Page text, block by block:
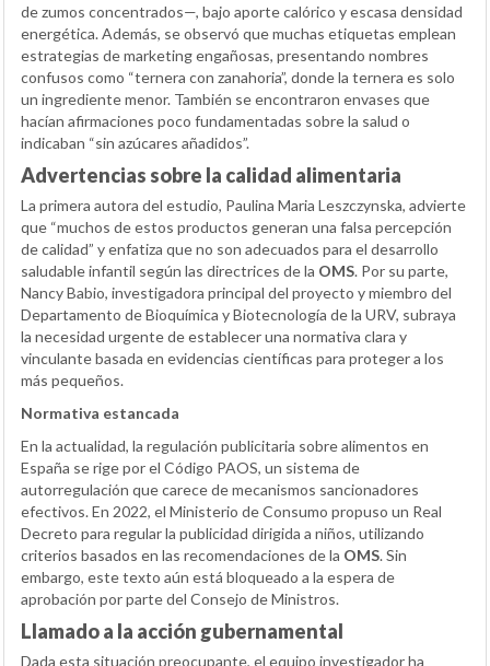
de zumos concentrados—, bajo aporte calórico y escasa densidad
energética. Además, se observó que muchas etiquetas emplean
estrategias de marketing engañosas, presentando nombres
confusos como “ternera con zanahoria”, donde la ternera es solo
un ingrediente menor. También se encontraron envases que
hacían afirmaciones poco fundamentadas sobre la salud o
indicaban “sin azúcares añadidos”.
Advertencias sobre la calidad alimentaria
La primera autora del estudio, Paulina Maria Leszczynska, advierte
que “muchos de estos productos generan una falsa percepción
de calidad” y enfatiza que no son adecuados para el desarrollo
saludable infantil según las directrices de la OMS. Por su parte,
Nancy Babio, investigadora principal del proyecto y miembro del
Departamento de Bioquímica y Biotecnología de la URV, subraya
la necesidad urgente de establecer una normativa clara y
vinculante basada en evidencias científicas para proteger a los
más pequeños.
Normativa estancada
En la actualidad, la regulación publicitaria sobre alimentos en
España se rige por el Código PAOS, un sistema de
autorregulación que carece de mecanismos sancionadores
efectivos. En 2022, el Ministerio de Consumo propuso un Real
Decreto para regular la publicidad dirigida a niños, utilizando
criterios basados en las recomendaciones de la OMS. Sin
embargo, este texto aún está bloqueado a la espera de
aprobación por parte del Consejo de Ministros.
Llamado a la acción gubernamental
Dada esta situación preocupante, el equipo investigador ha